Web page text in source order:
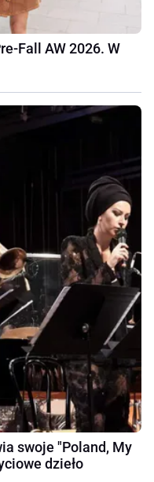
Fall AW 2026. W
swoje "Poland, My
dzieło